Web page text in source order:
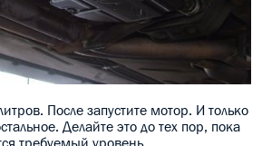
После запустите мотор. И только
Делайте это до тех пор, пока